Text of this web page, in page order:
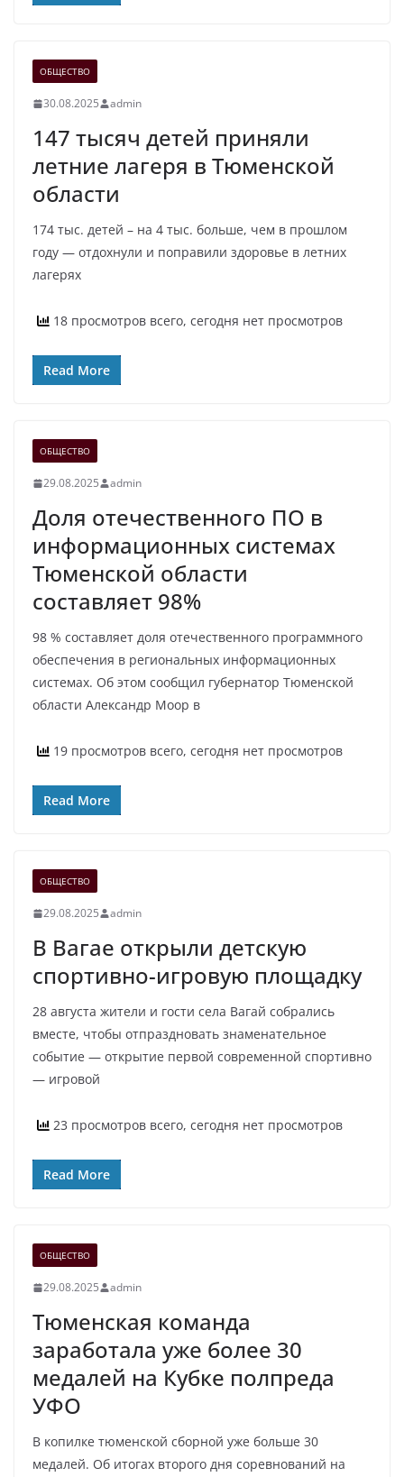
ОБЩЕСТВО
30.08.2025 admin
147 тысяч детей приняли
летние лагеря в Тюменской
области
174 тыс. детей – на 4 тыс. больше, чем в прошлом
году — отдохнули и поправили здоровье в летних
лагерях
18 просмотров всего, сегодня нет просмотров
Read More
ОБЩЕСТВО
29.08.2025 admin
Доля отечественного ПО в
информационных системах
Тюменской области
составляет 98%
98 % составляет доля отечественного программного
обеспечения в региональных информационных
системах. Об этом сообщил губернатор Тюменской
области Александр Моор в
19 просмотров всего, сегодня нет просмотров
Read More
ОБЩЕСТВО
29.08.2025 admin
В Вагае открыли детскую
спортивно-игровую площадку
28 августа жители и гости села Вагай собрались
вместе, чтобы отпраздновать знаменательное
событие — открытие первой современной спортивно
— игровой
23 просмотров всего, сегодня нет просмотров
Read More
ОБЩЕСТВО
29.08.2025 admin
Тюменская команда
заработала уже более 30
медалей на Кубке полпреда
УФО
В копилке тюменской сборной уже больше 30
медалей. Об итогах второго дня соревнований на